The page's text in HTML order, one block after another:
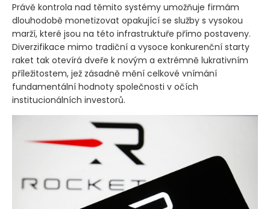
Právě kontrola nad těmito systémy umožňuje firmám
dlouhodobě monetizovat opakující se služby s vysokou
marží, které jsou na této infrastruktuře přímo postaveny.
Diverzifikace mimo tradiční a vysoce konkurenční starty
raket tak otevírá dveře k novým a extrémně lukrativním
příležitostem, jež zásadně mění celkové vnímání
fundamentální hodnoty společnosti v očích
institucionálních investorů.